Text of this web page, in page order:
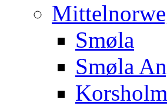
Smøla
Smøla